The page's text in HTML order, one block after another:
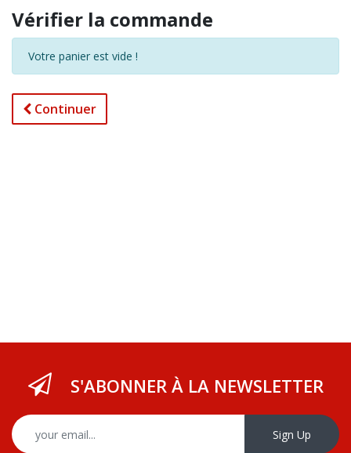
Vérifier la commande
Votre panier est vide !
Continuer
S'ABONNER À LA NEWSLETTER
Sign Up